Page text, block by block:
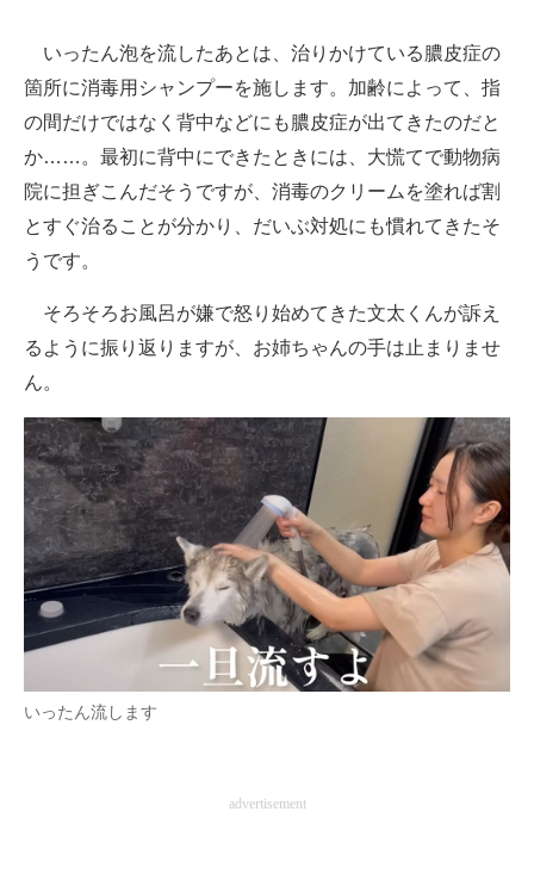
いったん泡を流したあとは、治りかけている膿皮症の
箇所に消毒用シャンプーを施します。加齢によって、指
の間だけではなく背中などにも膿皮症が出てきたのだと
か……。最初に背中にできたときには、大慌てで動物病
院に担ぎこんだそうですが、消毒のクリームを塗れば割
とすぐ治ることが分かり、だいぶ対処にも慣れてきたそ
うです。
そろそろお風呂が嫌で怒り始めてきた文太くんが訴え
るように振り返りますが、お姉ちゃんの手は止まりませ
ん。
いったん流します
advertisement